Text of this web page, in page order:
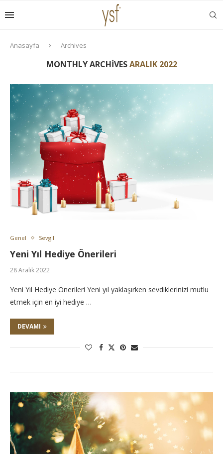
Anasayfa Archives
MONTHLY ARCHIVESARALIK 2022
Genel Sevgili
Yeni Yıl Hediye Önerileri
28 Aralık 2022
Yeni Yıl Hediye Önerileri Yeni yıl yaklaşırken sevdiklerinizi mutlu
etmek için en iyi hediye …
DEVAMI